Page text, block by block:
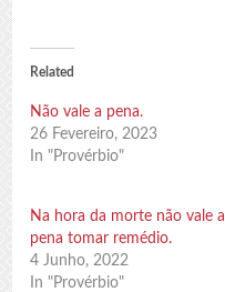
Related
Não vale a pena.
26 Fevereiro, 2023
In "Provérbio"
Na hora da morte não vale a
pena tomar remédio.
4 Junho, 2022
In "Provérbio"